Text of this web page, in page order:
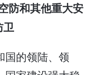
防和其他重大安
卫
的领陆、领